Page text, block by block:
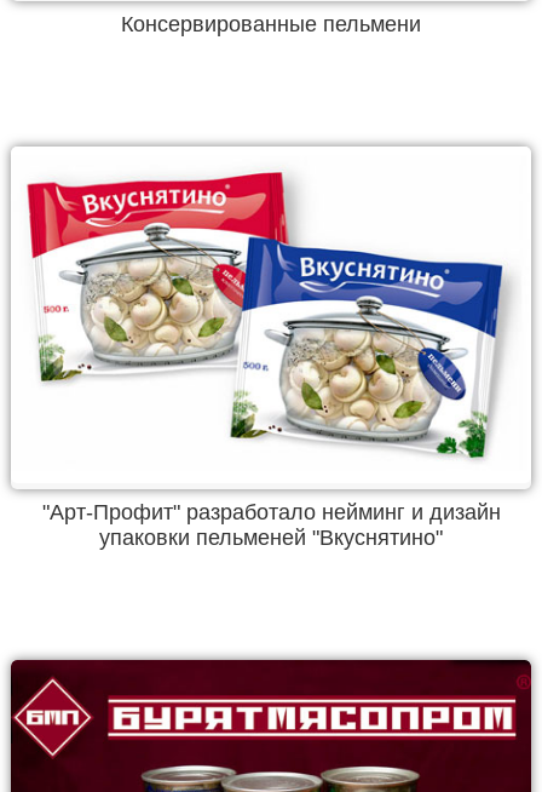
Консервированные пельмени
"Арт-Профит" разработало нейминг и дизайн
упаковки пельменей "Вкуснятино"